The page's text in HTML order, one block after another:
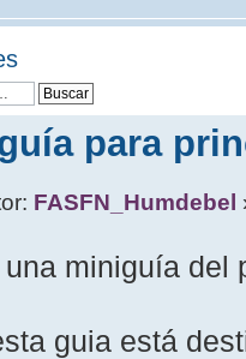
para
FASFN_Humdebel
una miniguía del
guia está